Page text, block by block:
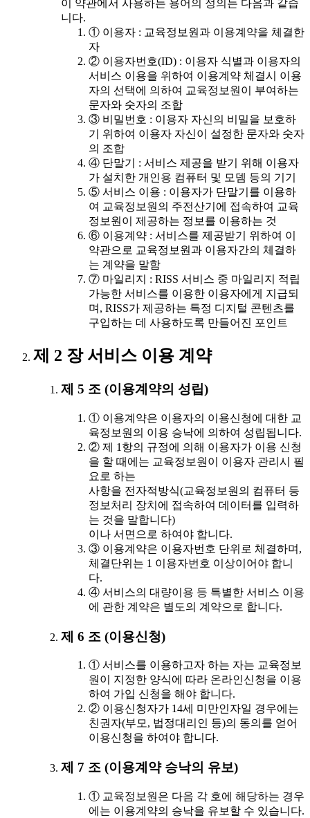
이 약관에서 사용하는 용어의 정의는 다음과 같습
니다.
① 이용자 : 교육정보원과 이용계약을 체결한
자
② 이용자번호(ID) : 이용자 식별과 이용자의
서비스 이용을 위하여 이용계약 체결시 이용
자의 선택에 의하여 교육정보원이 부여하는
문자와 숫자의 조합
③ 비밀번호 : 이용자 자신의 비밀을 보호하
기 위하여 이용자 자신이 설정한 문자와 숫자
의 조합
④ 단말기 : 서비스 제공을 받기 위해 이용자
가 설치한 개인용 컴퓨터 및 모뎀 등의 기기
⑤ 서비스 이용 : 이용자가 단말기를 이용하
여 교육정보원의 주전산기에 접속하여 교육
정보원이 제공하는 정보를 이용하는 것
⑥ 이용계약 : 서비스를 제공받기 위하여 이
약관으로 교육정보원과 이용자간의 체결하
는 계약을 말함
⑦ 마일리지 : RISS 서비스 중 마일리지 적립
가능한 서비스를 이용한 이용자에게 지급되
며, RISS가 제공하는 특정 디지털 콘텐츠를
구입하는 데 사용하도록 만들어진 포인트
제 2 장 서비스 이용 계약
제 5 조 (이용계약의 성립)
① 이용계약은 이용자의 이용신청에 대한 교
육정보원의 이용 승낙에 의하여 성립됩니다.
② 제 1항의 규정에 의해 이용자가 이용 신청
을 할 때에는 교육정보원이 이용자 관리시 필
요로 하는
사항을 전자적방식(교육정보원의 컴퓨터 등
정보처리 장치에 접속하여 데이터를 입력하
는 것을 말합니다)
이나 서면으로 하여야 합니다.
③ 이용계약은 이용자번호 단위로 체결하며,
체결단위는 1 이용자번호 이상이어야 합니
다.
④ 서비스의 대량이용 등 특별한 서비스 이용
에 관한 계약은 별도의 계약으로 합니다.
제 6 조 (이용신청)
① 서비스를 이용하고자 하는 자는 교육정보
원이 지정한 양식에 따라 온라인신청을 이용
하여 가입 신청을 해야 합니다.
② 이용신청자가 14세 미만인자일 경우에는
친권자(부모, 법정대리인 등)의 동의를 얻어
이용신청을 하여야 합니다.
제 7 조 (이용계약 승낙의 유보)
① 교육정보원은 다음 각 호에 해당하는 경우
에는 이용계약의 승낙을 유보할 수 있습니다.